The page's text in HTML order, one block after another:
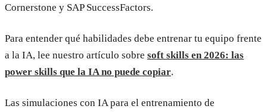
Cornerstone y SAP SuccessFactors.
Para entender qué habilidades debe entrenar tu equipo frente
a la IA, lee nuestro artículo sobre soft skills en 2026: las
power skills que la IA no puede copiar.
Las simulaciones con IA para el entrenamiento de